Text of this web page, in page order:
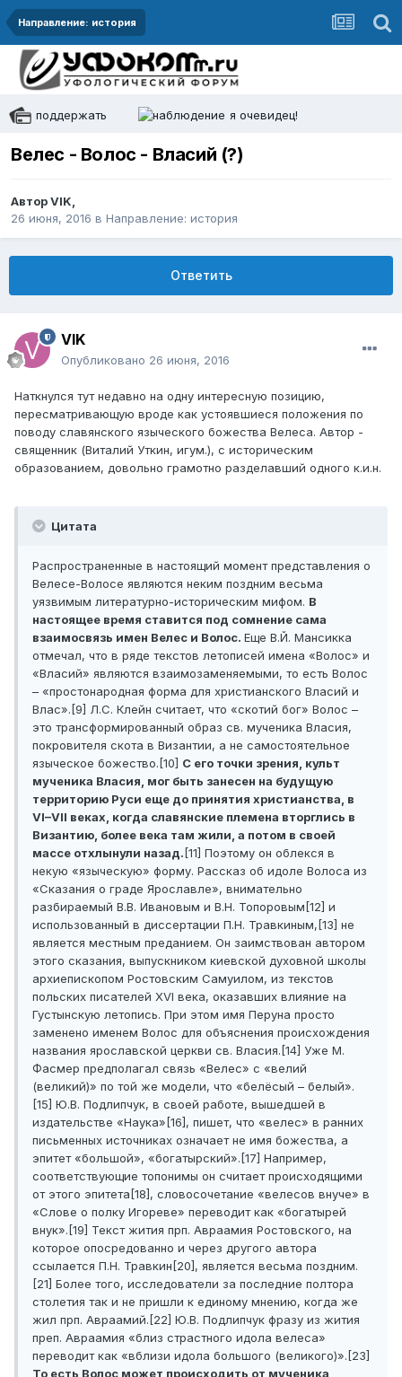
Направление: история
поддержать я очевидец!
Велес - Волос - Власий (?)
АвторVIK,
26 июня, 2016 в Направление: история
Ответить
VIK
Опубликовано 26 июня, 2016
Наткнулся тут недавно на одну интересную позицию,
пересматривающую вроде как устоявшиеся положения по
поводу славянского языческого божества Велеса. Автор -
священник (Виталий Уткин, игум.), с историческим
образованием, довольно грамотно разделавший одного к.и.н.
Цитата
Распространенные в настоящий момент представления о
Велесе-Волосе являются неким поздним весьма
уязвимым литературно-историческим мифом. В
настоящее время ставится под сомнение сама
взаимосвязь имен Велес и Волос. Еще В.Й. Мансикка
отмечал, что в ряде текстов летописей имена «Волос» и
«Власий» являются взаимозаменяемыми, то есть Волос
– «простонародная форма для христианского Власий и
Влас».[9] Л.С. Клейн считает, что «скотий бог» Волос –
это трансформированный образ св. мученика Власия,
покровителя скота в Византии, а не самостоятельное
языческое божество.[10] С его точки зрения, культ
мученика Власия, мог быть занесен на будущую
территорию Руси еще до принятия христианства, в
VI–VII веках, когда славянские племена вторглись в
Византию, более века там жили, а потом в своей
массе отхлынули назад. [11] Поэтому он облекся в
некую «языческую» форму. Рассказ об идоле Волоса из
«Сказания о граде Ярославле», внимательно
разбираемый В.В. Ивановым и В.Н. Топоровым[12] и
использованный в диссертации П.Н. Травкиным,[13] не
является местным преданием. Он заимствован автором
этого сказания, выпускником киевской духовной школы
архиепископом Ростовским Самуилом, из текстов
польских писателей XVI века, оказавших влияние на
Густынскую летопись. При этом имя Перуна просто
заменено именем Волос для объяснения происхождения
названия ярославской церкви св. Власия.[14] Уже М.
Фасмер предполагал связь «Велес» с «велий
(великий)» по той же модели, что «белёсый – белый».
[15] Ю.В. Подлипчук, в своей работе, вышедшей в
издательстве «Наука»[16], пишет, что «велес» в ранних
письменных источниках означает не имя божества, а
эпитет «большой», «богатырский».[17] Например,
соответствующие топонимы он считает происходящими
от этого эпитета[18], словосочетание «велесов внуче» в
«Слове о полку Игореве» переводит как «богатырей
внук».[19] Текст жития прп. Авраамия Ростовского, на
которое опосредованно и через другого автора
ссылается П.Н. Травкин[20], является весьма поздним.
[21] Более того, исследователи за последние полтора
столетия так и не пришли к единому мнению, когда же
жил прп. Авраамий.[22] Ю.В. Подлипчук фразу из жития
преп. Авраамия «близ страстного идола велеса»
переводит как «вблизи идола большого (великого)».[23]
То есть Волос может происходить от мученика